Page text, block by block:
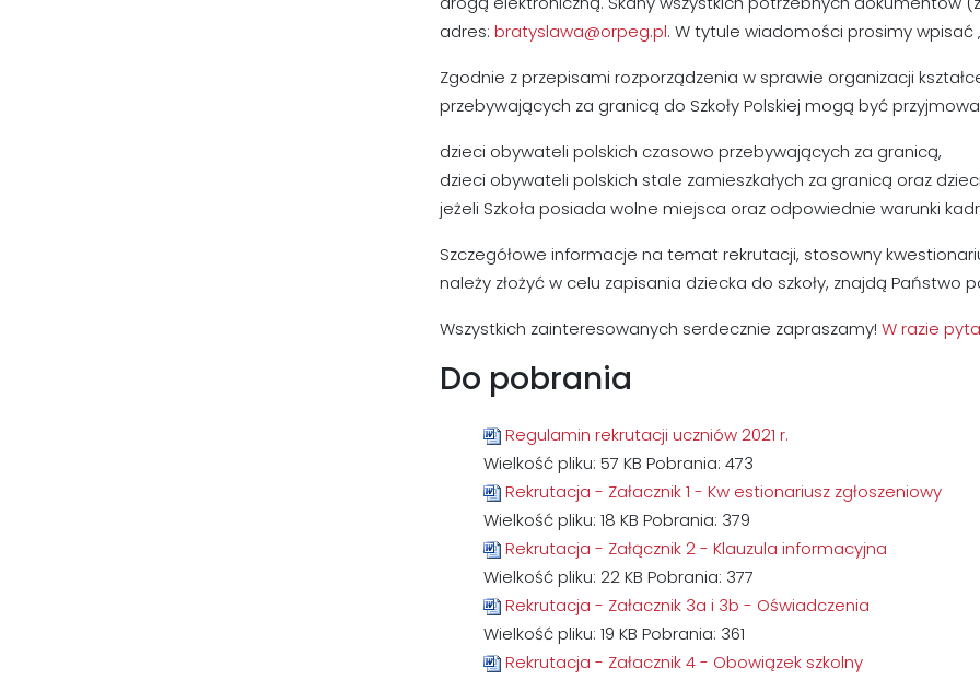
adres: bratyslawa@orpeg.pl. W tytule wiadomości prosimy wpisać
Zgodnie z przepisami rozporządzenia w sprawie organizacji
przebywających za granicą do Szkoły Polskiej mogą być
dzieci obywateli polskich czasowo przebywających za granicą,
dzieci obywateli polskich stale zamieszkałych za granicą oraz
jeżeli Szkoła posiada wolne miejsca oraz odpowiednie warunki
Szczegółowe informacje na temat rekrutacji, stosowny
należy złożyć w celu zapisania dziecka do szkoły, znajdą Państwo
Wszystkich zainteresowanych serdecznie zapraszamy! W razie
Do pobrania
Regulamin rekrutacji uczniów 2021 r.
Wielkość pliku: 57 KB Pobrania: 473
Rekrutacja - Załacznik 1 - Kw estionariusz zgłoszeniowy
Wielkość pliku: 18 KB Pobrania: 379
Rekrutacja - Załącznik 2 - Klauzula informacyjna
Wielkość pliku: 22 KB Pobrania: 377
Rekrutacja - Załacznik 3a i 3b - Oświadczenia
Wielkość pliku: 19 KB Pobrania: 361
Rekrutacja - Załacznik 4 - Obowiązek szkolny